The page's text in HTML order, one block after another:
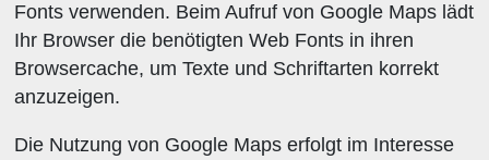
Fonts verwenden. Beim Aufruf von Google Maps lädt
Ihr Browser die benötigten Web Fonts in ihren
Browsercache, um Texte und Schriftarten korrekt
anzuzeigen.
Die Nutzung von Google Maps erfolgt im Interesse